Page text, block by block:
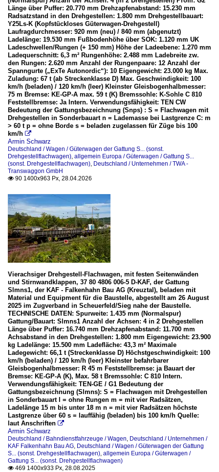
Länge über Puffer: 20.770 mm Drehzapfenabstand: 15.230 mm
Radsatzstand in den Drehgestellen: 1.800 mm Drehgestellbauart:
Y25Ls-K (Kopfstückloses Güterwagen-Drehgestell)
Laufragdurchmesser: 920 mm (neu) / 840 mm (abgenutzt)
Ladelänge: 19.530 mm Fußbodenhöhe über SOK: 1.120 mm UK
Ladeschwellen/Rungen (+ 150 mm) Höhe der Ladeebene: 1.270 mm
Ladequerschnitt: 6,3 m² Rungenhöhe: 2.488 mm Ladebreite zw.
den Rungen: 2.620 mm Anzahl der Rungenpaare: 12 Anzahl der
Spanngurte („ExTe Autonordic“): 10 Eigengewicht: 23.000 kg Max.
Zuladung: 67 t (ab Streckenklasse D) Max. Geschwindigkeit: 100
km/h (beladen) / 120 km/h (leer) Kleinster Gleisbogenhalbmesser:
75 m Bremse: KE-GP-A max. 59 t (K) Bremssohle: K-Sohle C 810
Feststellbremse: Ja Intern. Verwendungsfähigkeit: TEN CW
Bedeutung der Gattungsbezeichnung (Snps) : S = Flachwagen mit
Drehgestellen in Sonderbauart n = Lademasse bei Lastgrenze C: m
> 60 t p = ohne Borde s = beladen zugelassen für Züge bis 100
km/h 
Armin Schwarz
Deutschland / Wagen / Güterwagen der Gattung S... (sonst.
Drehgestellflachwagen), allgemein Europa / Güterwagen / Gattung S...
(sonst. Drehgestellflachwagen), Deutschland / Unternehmen / TWA -
Transwaggon GmbH
 90 1400x963 Px, 28.04.2026
Vierachsiger Drehgestell-Flachwagen, mit festen Seitenwänden
und Stirnwandklappen, 37 80 4806 006-5 D-KAF, der Gattung
Slmns1, der KAF - Falkenhahn Bau AG (Kreuztal), beladen mit
Material und Equipment für die Baustelle, abgestellt am 26 August
2025 im Zugverband in Scheuerfeld/Sieg nahe der Baustelle.
TECHNISCHE DATEN: Spurweite: 1.435 mm (Normalspur)
Gattung/Bauart: Slmns1 Anzahl der Achsen: 4 in 2 Drehgestellen
Länge über Puffer: 16.740 mm Drehzapfenabstand: 11.700 mm
Achsabstand in den Drehgestellen: 1.800 mm Eigengewicht: 23.900
kg Ladelänge: 15.500 mm Ladefläche: 43,3 m² Maximale
Ladegewicht: 66,1 t (Streckenklasse D) Höchstgeschwindigkeit: 100
km/h (beladen) / 120 km/h (leer) Kleinster befahrbarer
Gleisbogenhalbmesser: R 45 m Feststellbremse: ja Bauart der
Bremse: KE-GP-A (K), Max. 58 t Bremssohle: C 810 Intern.
Verwendungsfähigkeit: TEN-GE / G1 Bedeutung der
Gattungsbezeichnung (Slmns): S = Flachwagen mit Drehgestellen
in Sonderbauart l = ohne Rungen m = mit vier Radsätzen,
Ladelänge 15 m bis unter 18 m n = mit vier Radsätzen höchste
Lastgrenze über 60 s = lauffähig (beladen) bis 100 km/h Quelle:
laut Anschriften 
Armin Schwarz
Deutschland / Bahndienstfahrzeuge / Wagen, Deutschland / Unternehmen /
KAF Falkenhahn Bau AG, Deutschland / Wagen / Güterwagen der Gattung
S... (sonst. Drehgestellflachwagen), allgemein Europa / Güterwagen /
Gattung S... (sonst. Drehgestellflachwagen)
 469 1400x933 Px, 28.08.2025